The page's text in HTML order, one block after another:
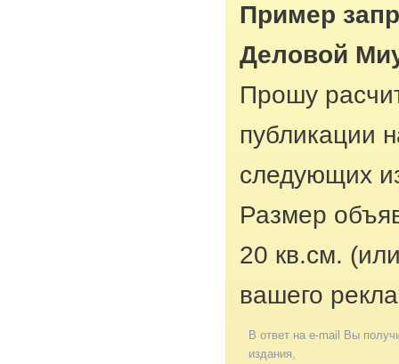
Пример
Деловой
Прошу
публикации
следующих
Размер
20 кв.см.
вашего
В ответ на e-mail Вы
издания,